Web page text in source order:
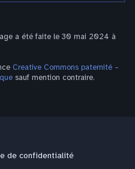
a été faite le 30 mai 2024 à
Creative Commons paternité –
sauf mention contraire.
de confidentialité